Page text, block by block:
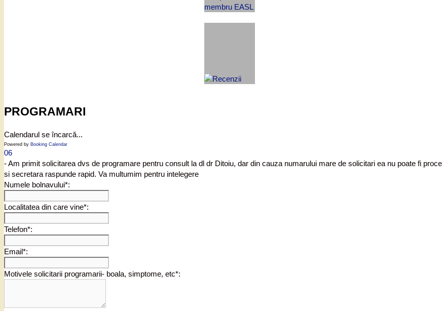
PROGRAMARI
Calendarul se încarcă...
Powered by Booking Calendar
06
- Am primit solicitarea dvs de programare pentru consult la dl dr Ditoiu, dar din cauza numarului mare de solicitari ea nu poate fi
si secretara raspunde rapid. Va multumim pentru intelegere
Numele bolnavului*:
Localitatea din care vine*:
Telefon*:
Email*:
Motivele solicitarii programarii- boala, simptome, etc*: